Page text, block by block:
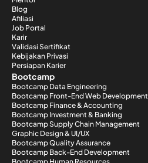
Blog
Afiliasi
Job Portal
Karir
Validasi Sertifikat
Kebijakan Privasi
Persiapan Karier
Bootcamp
Bootcamp Data Engineering
Bootcamp Front-End Web Development
Bootcamp Finance & Accounting
Bootcamp Investment & Banking
Bootcamp Supply Chain Management
Graphic Design & UI/UX
Bootcamp Quality Assurance
Bootcamp Back-End Development